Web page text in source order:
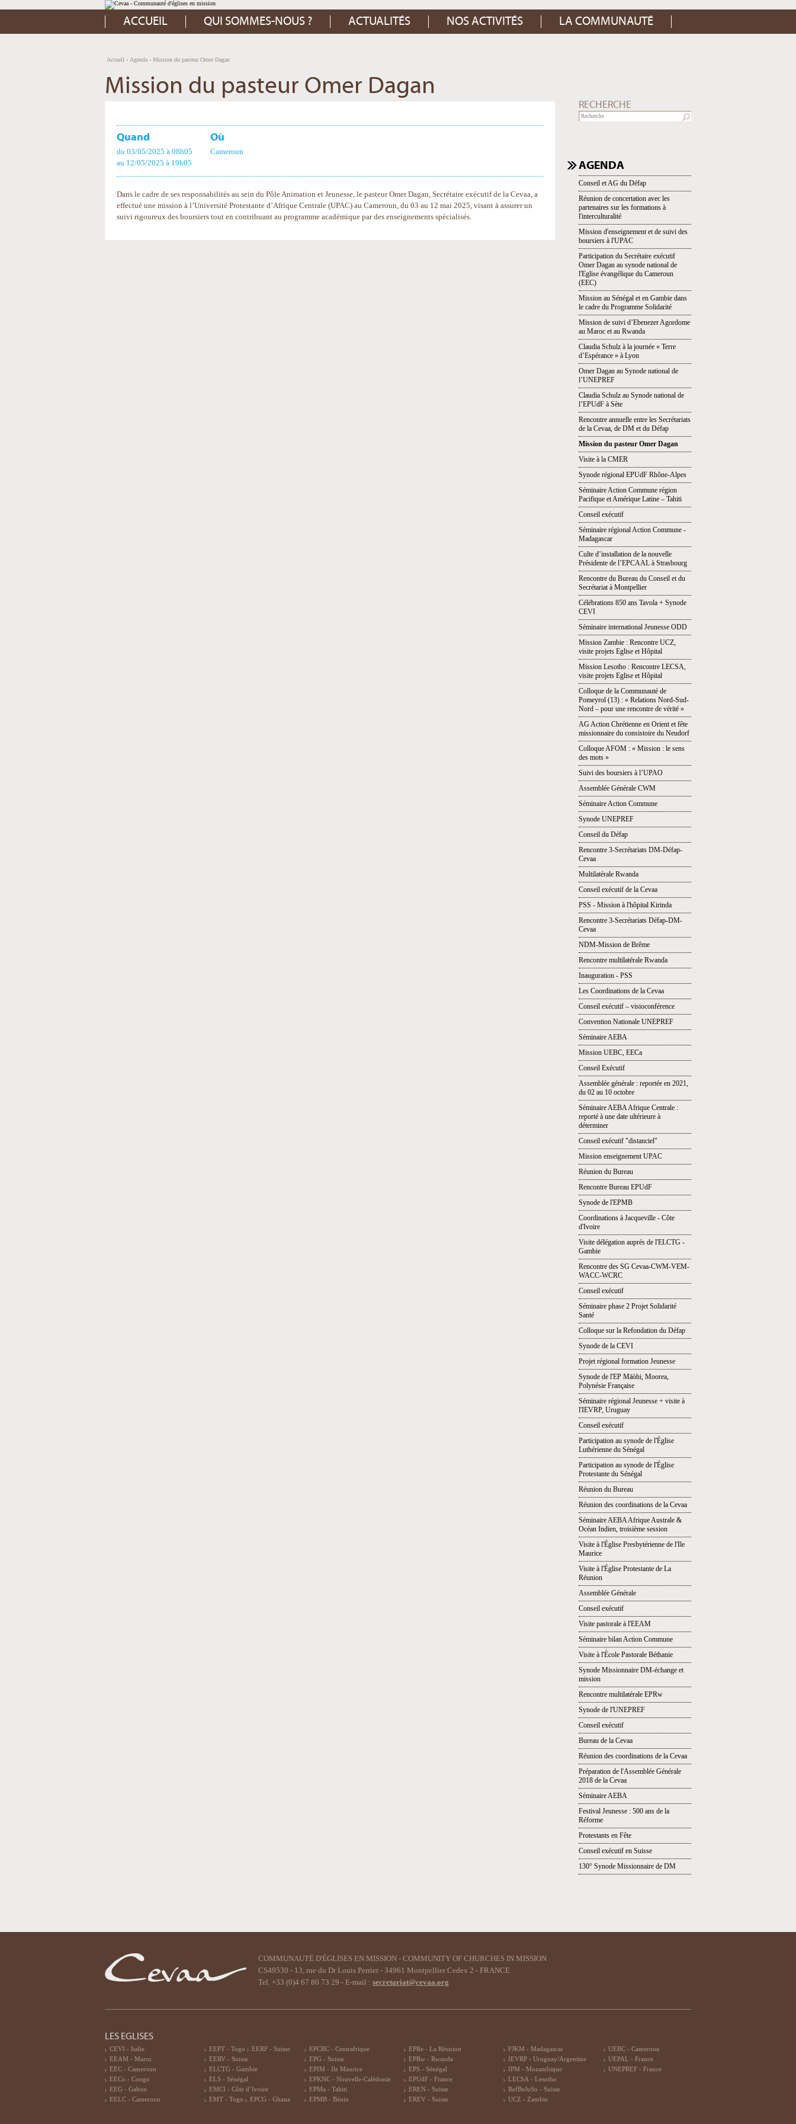
Aller
au
contenu.
Aller
à
Outils
personnels
ACCUEIL QUI SOMMES-NOUS ? ACTUALITÉS NOS ACTIVITÉS LA COMMUNAUTÉ
Accueil › Agenda › Mission du pasteur Omer Dagan
RECHERCHE
NAVIGATION
AGENDA
Conseil et AG du Défap
Réunion de concertation avec les
partenaires sur les formations à
l'interculturalité
Mission d'enseignement et de suivi des
boursiers à l'UPAC
Participation du Secrétaire exécutif
Omer Dagan au synode national de
l'Eglise évangélique du Cameroun
(EEC)
Mission au Sénégal et en Gambie dans
le cadre du Programme Solidarité
Mission de suivi d’Ebenezer Agordome
au Maroc et au Rwanda
Claudia Schulz à la journée « Terre
d’Espérance » à Lyon
Omer Dagan au Synode national de
l’UNEPREF
Claudia Schulz au Synode national de
l’EPUdF à Sète
Rencontre annuelle entre les Secrétariats
de la Cevaa, de DM et du Défap
Mission du pasteur Omer Dagan
Visite à la CMER
Synode régional EPUdF Rhône-Alpes
Séminaire Action Commune région
Pacifique et Amérique Latine – Tahiti
Conseil exécutif
Séminaire régional Action Commune -
Madagascar
Culte d’installation de la nouvelle
Présidente de l’EPCAAL à Strasbourg
Rencontre du Bureau du Conseil et du
Secrétariat à Montpellier
Célébrations 850 ans Tavola + Synode
CEVI
Séminaire international Jeunesse ODD
Mission Zambie : Rencontre UCZ,
visite projets Eglise et Hôpital
Mission Lesotho : Rencontre LECSA,
visite projets Eglise et Hôpital
Colloque de la Communauté de
Pomeyrol (13) : « Relations Nord-Sud-
Nord – pour une rencontre de vérité »
AG Action Chrétienne en Orient et fête
missionnaire du consistoire du Neudorf
Colloque AFOM : « Mission : le sens
des mots »
Suivi des boursiers à l’UPAO
Assemblée Générale CWM
Séminaire Action Commune
Synode UNEPREF
Conseil du Défap
Rencontre 3-Secrétariats DM-Défap-
Cevaa
Multilatérale Rwanda
Conseil exécutif de la Cevaa
PSS - Mission à l'hôpital Kirinda
Rencontre 3-Secrétariats Défap-DM-
Cevaa
NDM-Mission de Brême
Rencontre multilatérale Rwanda
Inauguration - PSS
Les Coordinations de la Cevaa
Conseil exécutif – visioconférence
Convention Nationale UNEPREF
Séminaire AEBA
Mission UEBC, EECa
Conseil Exécutif
Assemblée générale : reportée en 2021,
du 02 au 10 octobre
Séminaire AEBA Afrique Centrale :
reporté à une date ultérieure à
déterminer
Conseil exécutif "distanciel"
Mission enseignement UPAC
Réunion du Bureau
Rencontre Bureau EPUdF
Synode de l'EPMB
Coordinations à Jacqueville - Côte
d'Ivoire
Visite délégation auprés de l'ELCTG -
Gambie
Rencontre des SG Cevaa-CWM-VEM-
WACC-WCRC
Conseil exécutif
Séminaire phase 2 Projet Solidarité
Santé
Colloque sur la Refondation du Défap
Synode de la CEVI
Projet régional formation Jeunesse
Synode de l'EP Māòhi, Moorea,
Polynésie Française
Séminaire régional Jeunesse + visite à
l'IEVRP, Uruguay
Conseil exécutif
Participation au synode de l'Église
Luthérienne du Sénégal
Participation au synode de l'Église
Protestante du Sénégal
Réunion du Bureau
Réunion des coordinations de la Cevaa
Séminaire AEBA Afrique Australe &
Océan Indien, troisième session
Visite à l'Église Presbytérienne de l'Ile
Maurice
Visite à l'Église Protestante de La
Réunion
Assemblée Générale
Conseil exécutif
Visite pastorale à l'EEAM
Séminaire bilan Action Commune
Visite à l'École Pastorale Béthanie
Synode Missionnaire DM-échange et
mission
Rencontre multilatérale EPRw
Synode de l'UNEPREF
Conseil exécutif
Bureau de la Cevaa
Réunion des coordinations de la Cevaa
Préparation de l'Assemblée Générale
2018 de la Cevaa
Séminaire AEBA
Festival Jeunesse : 500 ans de la
Réforme
Protestants en Fête
Conseil exécutif en Suisse
130° Synode Missionnaire de DM
Mission du pasteur Omer Dagan
Quand
du 03/05/2025 à 08h05
au 12/05/2025 à 19h05
Où
Cameroun
Dans le cadre de ses responsabilités au sein du Pôle Animation et Jeunesse, le pasteur Omer Dagan, Secrétaire exécutif de la Cevaa, a
effectué une mission à l’Université Protestante d’Afrique Centrale (UPAC) au Cameroun, du 03 au 12 mai 2025, visant à assurer un
suivi rigoureux des boursiers tout en contribuant au programme académique par des enseignements spécialisés.
COMMUNAUTÉ D'ÉGLISES EN MISSION - COMMUNITY OF CHURCHES IN MISSION
CS49530 - 13, rue du Dr Louis Perrier - 34961 Montpellier Cedex 2 - FRANCE
Tel. +33 (0)4 67 80 73 29 - E-mail : secretariat@cevaa.org
LES EGLISES
CEVI - Italie
EEAM - Maroc
EEC - Cameroun
EECo - Congo
EEG - Gabon
EELC - Cameroun
EEPT - Togo
EERF - Suisse
EERV - Suisse
ELCTG - Gambie
ELS - Sénégal
EMCI - Côte d’Ivoire
EMT - Togo
EPCG - Ghana
EPCRC - Centrafrique
EPG - Suisse
EPIM - Ile Maurice
EPKNC - Nouvelle-Calédonie
EPMa - Tahiti
EPMB - Bénin
EPRe - La Réunion
EPRw - Rwanda
EPS - Sénégal
EPUdF - France
EREN - Suisse
EREV - Suisse
FJKM - Madagascar
IEVRP - Uruguay/Argentine
IPM - Mozambique
LECSA - Lesotho
RefBeJuSo - Suisse
UCZ - Zambie
UEBC - Cameroun
UEPAL - France
UNEPREF - France